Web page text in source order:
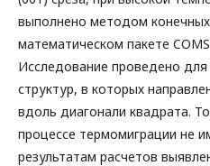
выполнено методом
математическом пакете
Исследование проведено
структур, в которых
вдоль диагонали квадрата.
процессе термомиграции не
результатам расчетов